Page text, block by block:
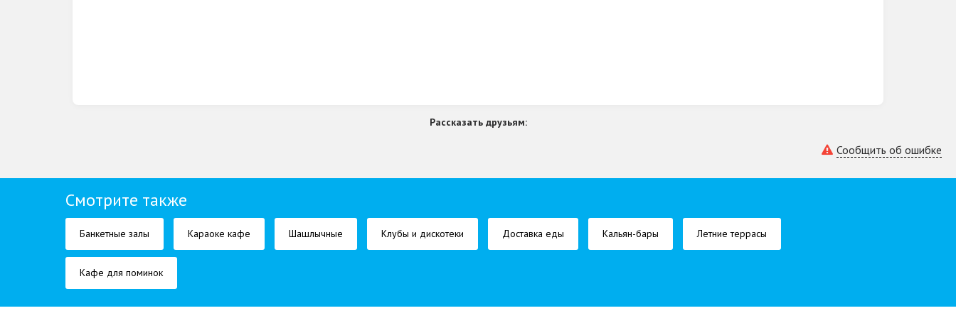
Рассказать друзьям:
Сообщить об ошибке
Смотрите также
Банкетные залы Караоке кафе Шашлычные Клубы и дискотеки Доставка еды Кальян-бары Летние террасы
Кафе для поминок